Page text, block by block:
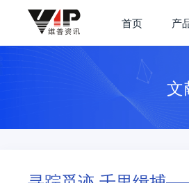
首页 产
文